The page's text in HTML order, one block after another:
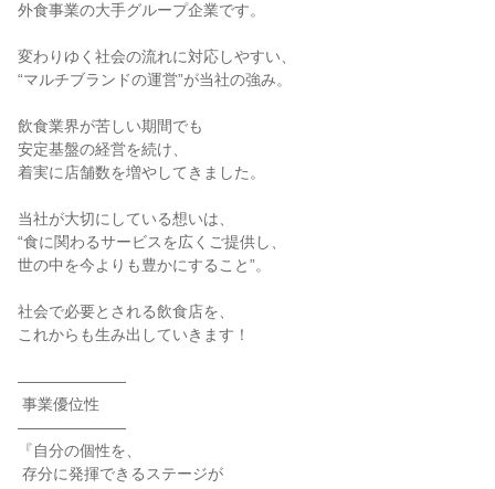
外食事業の大手グループ企業です。
変わりゆく社会の流れに対応しやすい、
“マルチブランドの運営”が当社の強み。
飲食業界が苦しい期間でも
安定基盤の経営を続け、
着実に店舗数を増やしてきました。
当社が大切にしている想いは、
“食に関わるサービスを広くご提供し、
世の中を今よりも豊かにすること”。
社会で必要とされる飲食店を、
これからも生み出していきます！
―――――――
―――――――
『自分の個性を、